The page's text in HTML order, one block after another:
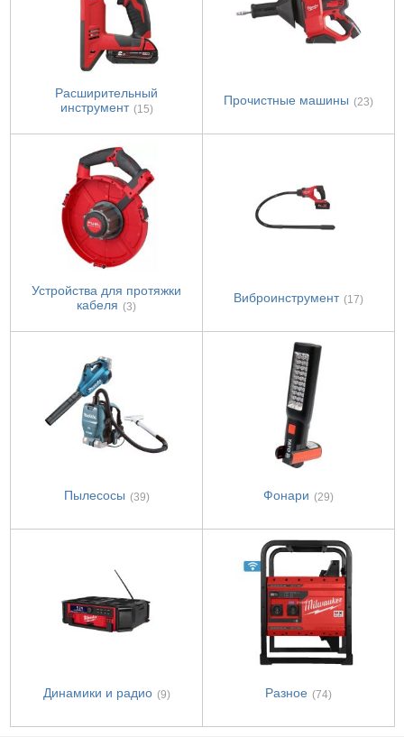
Расширительный
инструмент (15)
Прочистные машины (23)
Устройства для протяжки
кабеля (3)
Виброинструмент (17)
Пылесосы (39) Фонари (29)
Динамики и радио (9) Разное (74)